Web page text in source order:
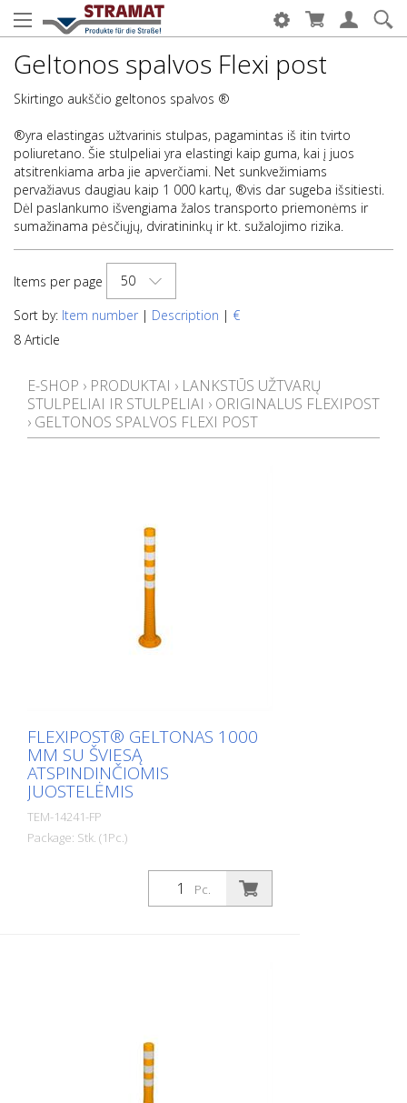
Geltonos spalvos Flexi post
Skirtingo aukščio geltonos spalvos ®
®yra elastingas užtvarinis stulpas, pagamintas iš itin tvirto
poliuretano. Šie stulpeliai yra elastingi kaip guma, kai į juos
atsitrenkiama arba jie apverčiami. Net sunkvežimiams
pervažiavus daugiau kaip 1 000 kartų, ®vis dar sugeba išsitiesti.
Dėl paslankumo išvengiama žalos transporto priemonėms ir
sumažinama pėsčiųjų, dviratininkų ir kt. sužalojimo rizika.
Items per page
50
Sort by: Item number | Description | €
8 Article
E-SHOP › PRODUKTAI › LANKSTŪS UŽTVARŲ
STULPELIAI IR STULPELIAI › ORIGINALUS FLEXIPOST
› GELTONOS SPALVOS FLEXI POST
FLEXIPOST® GELTONAS 1000
MM SU ŠVIESĄ
ATSPINDINČIOMIS
JUOSTELĖMIS
TEM-14241-FP
Package: Stk. (1Pc.)
Skersmuo: 80 mm Medžiaga: PUR Aukštis:
1 000 mm Svoris: 1,48 kg Spalva: geltona
4 šviesą atspindinčios juostelės (be
Pc.